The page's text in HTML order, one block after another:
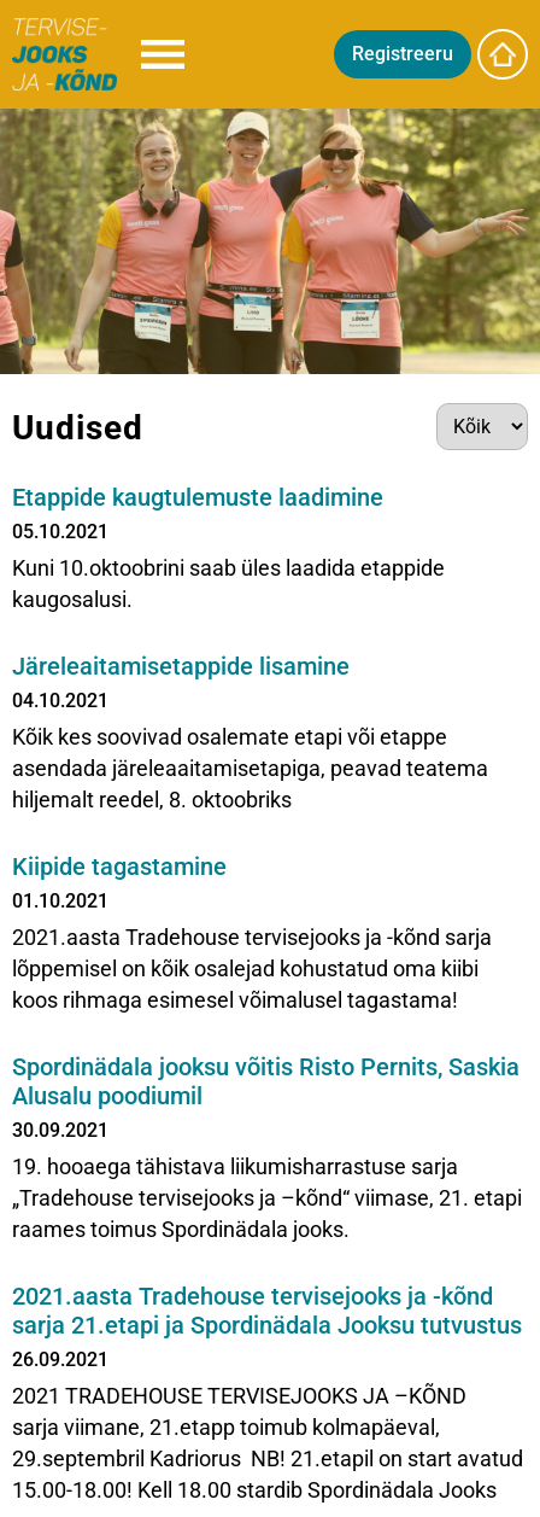
Registreeru
Uudised
Etappide kaugtulemuste laadimine
05.10.2021
Kuni 10.oktoobrini saab üles laadida etappide
kaugosalusi.
Järeleaitamisetappide lisamine
04.10.2021
Kõik kes soovivad osalemate etapi või etappe
asendada järeleaaitamisetapiga, peavad teatema
hiljemalt reedel, 8. oktoobriks
Kiipide tagastamine
01.10.2021
2021.aasta Tradehouse tervisejooks ja -kõnd sarja
lõppemisel on kõik osalejad kohustatud oma kiibi
koos rihmaga esimesel võimalusel tagastama!
Spordinädala jooksu võitis Risto Pernits, Saskia
Alusalu poodiumil
30.09.2021
19. hooaega tähistava liikumisharrastuse sarja
„Tradehouse tervisejooks ja –kõnd“ viimase, 21. etapi
raames toimus Spordinädala jooks.
2021.aasta Tradehouse tervisejooks ja -kõnd
sarja 21.etapi ja Spordinädala Jooksu tutvustus
26.09.2021
2021 TRADEHOUSE TERVISEJOOKS JA –KÕND
sarja viimane, 21.etapp toimub kolmapäeval,
29.septembril Kadriorus NB! 21.etapil on start avatud
15.00-18.00! Kell 18.00 stardib Spordinädala Jooks